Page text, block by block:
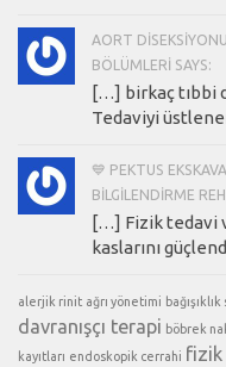
AORT
BÖLÜMLERI SAYS:
[…] birkaç tıbbi
Tedaviyi
💙 PEKTUS
BILGILENDIRME
[…] Fizik tedavi
kaslarını
alerjik rinit ağrı yönetimi
davranışçı terapi böbrek
kayıtları endoskopik cerrahi fizik